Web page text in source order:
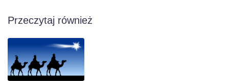
Przeczytaj również